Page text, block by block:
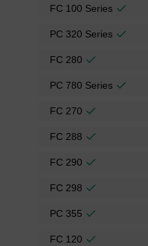
FC 100 Series
PC 320 Series
FC 280
PC 780 Series
FC 270
FC 288
FC 290
FC 298
PC 355
FC 120